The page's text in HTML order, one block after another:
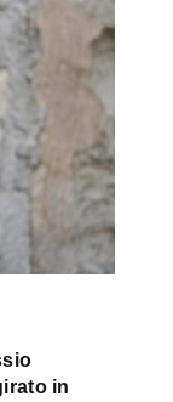
in